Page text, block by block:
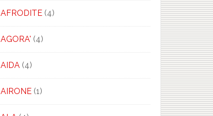
AFRODITE(4)
AGORA'(4)
AIDA(4)
AIRONE(1)